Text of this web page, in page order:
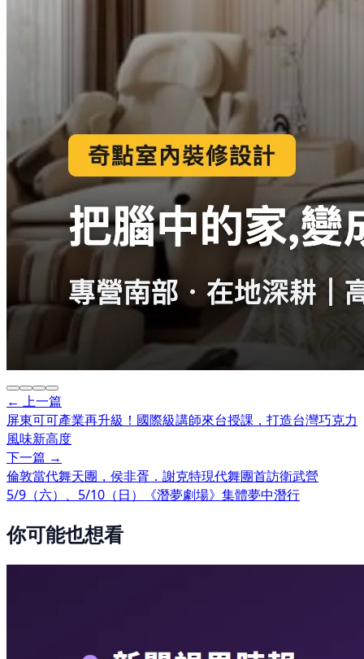
← 上一篇
屏東可可產業再升級！國際級講師來台授課，打造台灣巧克力
風味新高度
下一篇 →
倫敦當代舞天團，侯非胥．謝克特現代舞團首訪衛武營
5/9（六）、5/10（日）《潛夢劇場》集體夢中潛行
你可能也想看